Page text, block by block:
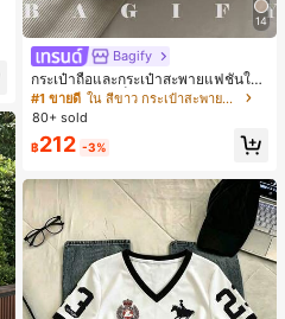
14
Bagify
กระเป๋าถือและกระเป๋าสะพายแฟชั่นให
ม่ ตกแต่งด้วยเข็มขัด เหมาะสำหรับงาน
ปาร์ตี้ การรวมตัว การออกไปข้างนอก ก
ารท่องเที่ยว การช้อปปิ้ง และการใช้งาน
ประจำวัน สามารถเก็บเหรียญ โทรศัพท์
เหมาะสำหรับกระเป๋าทำงานของพนักง
านออฟฟิศ นักศึกษามหาวิทยาลัย และ
พนักงานออฟฟิศ กระเป๋าผู้หญิงที่หรูหรา
#1 ขายดี
ใน สีขาว กระเป๋าสะพายผู้หญิง
80+ sold
฿212 -3%